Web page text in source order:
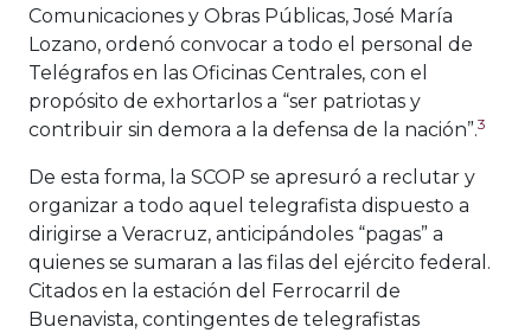
Comunicaciones y Obras Públicas, José María
Lozano, ordenó convocar a todo el personal de
Telégrafos en las Oficinas Centrales, con el
propósito de exhortarlos a “ser patriotas y
contribuir sin demora a la defensa de la nación”.3
De esta forma, la SCOP se apresuró a reclutar y
organizar a todo aquel telegrafista dispuesto a
dirigirse a Veracruz, anticipándoles “pagas” a
quienes se sumaran a las filas del ejército federal.
Citados en la estación del Ferrocarril de
Buenavista, contingentes de telegrafistas